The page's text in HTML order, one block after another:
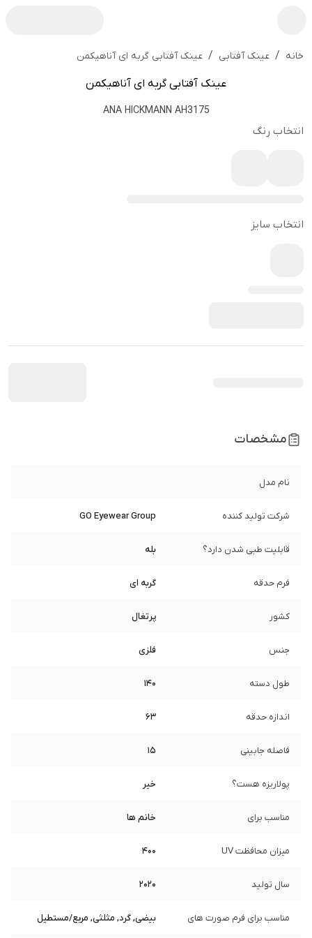
خانه / عینک آفتابی / عینک آفتابی گربه ای آناهیکمن
عینک آفتابی گربه ای آناهیکمن
ANA HICKMANN AH3175
انتخاب رنگ
انتخاب سایز
مشخصات
نام مدل
شرکت تولید کننده GO Eyewear Group
قابلیت طبی شدن دارد؟ بله
فرم حدقه گربه ای
کشور پرتغال
جنس فلزی
طول دسته 140
اندازه حدقه 63
فاصله جابینی 15
پولاریزه هست؟ خیر
مناسب برای خانم ها
میزان محافظت UV 400
سال تولید 2020
مناسب برای فرم صورت های بیضی, گرد, مثلثی, مربع/مستطیل